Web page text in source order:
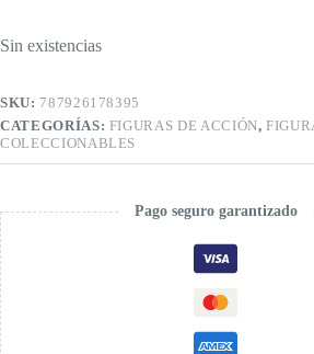
Sin existencias
SKU: 787926178395
CATEGORÍAS: FIGURAS DE ACCIÓN,
COLECCIONABLES
Pago seguro garantizado